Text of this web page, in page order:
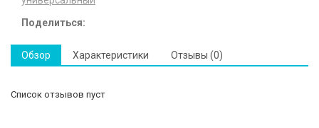
Поделиться:
Обзор Характеристики Отзывы (0)
Список отзывов пуст